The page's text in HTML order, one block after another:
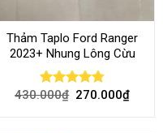
Thảm Taplo Ford Ranger
2023+ Nhung Lông Cừu
Rated 4.80
430.000₫ 270.000₫